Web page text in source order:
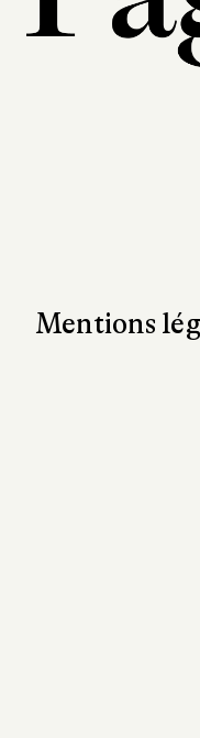
Mentions